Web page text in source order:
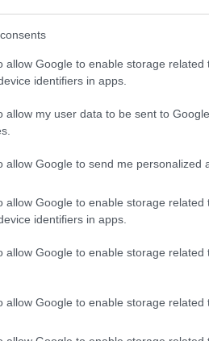
allow Google to enable storage
identifiers in apps.
allow my user data to be sent to
allow Google to send me personalized
allow Google to enable storage related
identifiers in apps.
allow Google to enable storage
allow Google to enable storage related
a 2019-es
Az FIA egyik
módosítások -
között - a
szándéka a McLarennél
hogy csapata
áll. Azt sem zárta ki,
nyerhessen.
mint rádión keresztül